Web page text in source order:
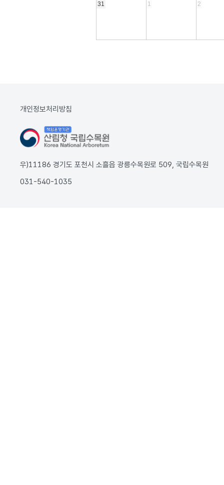
31 1 2
개인정보처리방침
우)11186 경기도 포천시 소흘읍 광릉수목원로 509, 국립수목원
031-540-1035